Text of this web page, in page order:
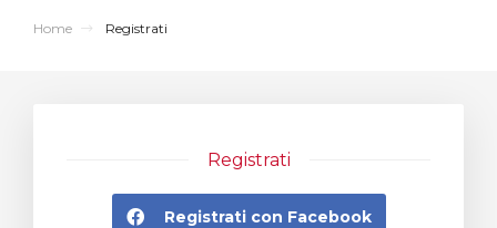
Home Registrati
Registrati
Registrati con Facebook